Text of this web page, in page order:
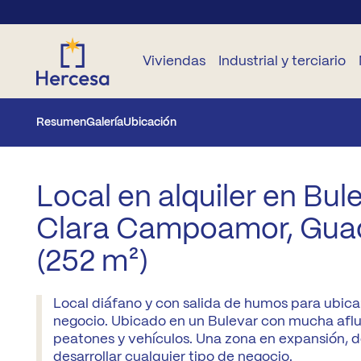
Viviendas
las
Madrid
A2
En
alquilerGarajes y
trasteros
Industrial y terciario
Parcelas
Desarrollos
Locales
comerciales
Oficinas
ResumenGaleríaUbicación
Local en alquiler en
Clara Campoamor,
(252 m²)
Local diáfano y con salida de humos para
negocio. Ubicado en un Bulevar con mucha
peatones y vehículos. Una zona en expansión,
desarrollar cualquier tipo de negocio.